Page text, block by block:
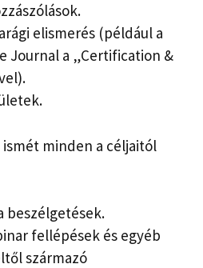
elismerés (például a
Journal a „Certification &
minden a céljaitól
beszélgetések.
fellépések és egyéb
származó